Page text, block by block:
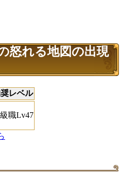
怒れる地図の出現
レベル
職Lv47